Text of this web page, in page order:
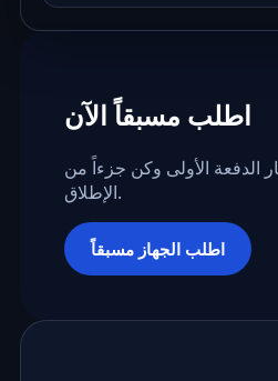
اطلب مسبقاً الآن
الدفعة الأولى وكن جزءاً من
الإطلاق.
اطلب الجهاز مسبقاً